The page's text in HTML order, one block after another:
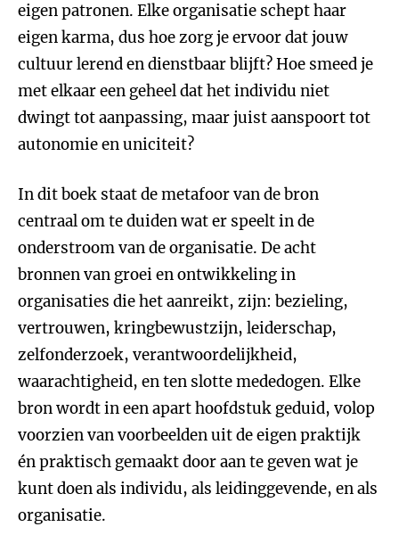
eigen patronen. Elke organisatie schept haar
eigen karma, dus hoe zorg je ervoor dat jouw
cultuur lerend en dienstbaar blijft? Hoe smeed je
met elkaar een geheel dat het individu niet
dwingt tot aanpassing, maar juist aanspoort tot
autonomie en uniciteit?
In dit boek staat de metafoor van de bron
centraal om te duiden wat er speelt in de
onderstroom van de organisatie. De acht
bronnen van groei en ontwikkeling in
organisaties die het aanreikt, zijn: bezieling,
vertrouwen, kringbewustzijn, leiderschap,
zelfonderzoek, verantwoordelijkheid,
waarachtigheid, en ten slotte mededogen. Elke
bron wordt in een apart hoofdstuk geduid, volop
voorzien van voorbeelden uit de eigen praktijk
én praktisch gemaakt door aan te geven wat je
kunt doen als individu, als leidinggevende, en als
organisatie.